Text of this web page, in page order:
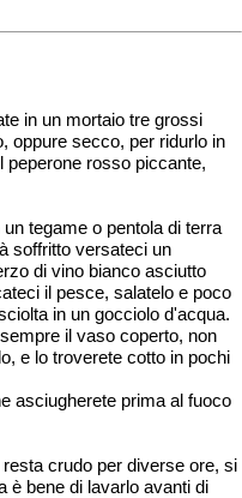
in un mortaio tre grossi
oppure secco, per ridurlo in
peperone rosso piccante,
tegame o pentola di terra
soffritto versateci un
di vino bianco asciutto
il pesce, salatelo e poco
in un gocciolo d'acqua.
il vaso coperto, non
e lo troverete cotto in pochi
asciugherete prima al fuoco
crudo per diverse ore, si
è bene di lavarlo avanti di